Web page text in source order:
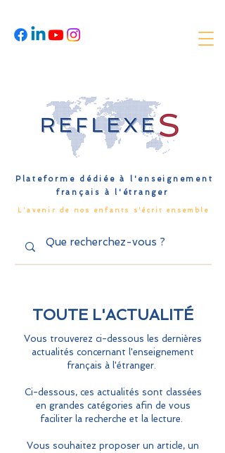
Plateforme dédiée à l'enseignement
français à l'étranger
L'avenir de nos enfants s'écrit ensemble
TOUTE L'ACTUALITÉ
Vous trouverez ci-dessous les dernières
actualités concernant l'enseignement
français à l'étranger.
Ci-dessous, ces actualités sont classées
en grandes catégories afin de vous
faciliter la recherche et la lecture.
Vous souhaitez proposer un article, un